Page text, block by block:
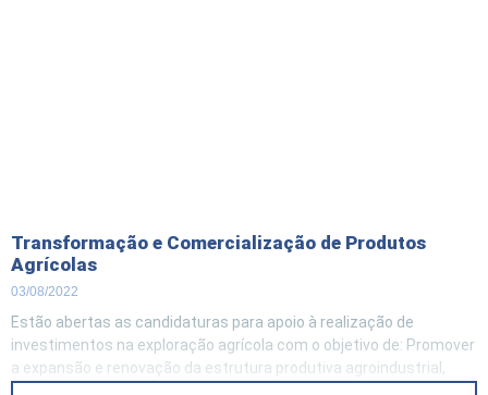
Transformação e Comercialização de Produtos
Agrícolas
03/08/2022
Estão abertas as candidaturas para apoio à realização de
investimentos na exploração agrícola com o objetivo de: Promover
a expansão e renovação da estrutura produtiva agroindustrial,